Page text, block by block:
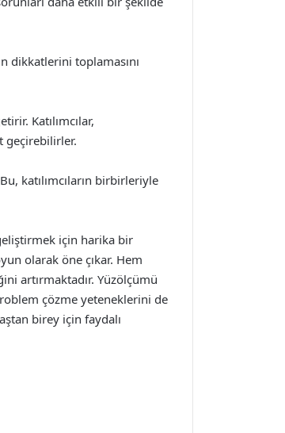
dikkatlerini toplamasını
Katılımcılar,
geçirebilirler.
katılımcıların birbirleriyle
için harika bir
olarak öne çıkar. Hem
artırmaktadır. Yüzölçümü
çözme yeteneklerini de
birey için faydalı